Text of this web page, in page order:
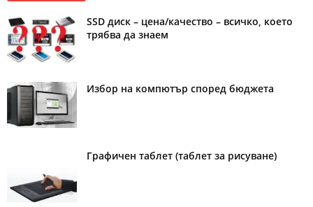
SSD диск – цена/качество – всичко, което
трябва да знаем
Избор на компютър според бюджета
Графичен таблет (таблет за рисуване)